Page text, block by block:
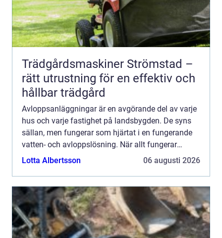
Trädgårdsmaskiner Strömstad –
rätt utrustning för en effektiv och
hållbar trädgård
Avloppsanläggningar är en avgörande del av varje
hus och varje fastighet på landsbygden. De syns
sällan, men fungerar som hjärtat i en fungerande
vatten- och avloppslösning. När allt fungerar
märks nä...
Lotta Albertsson 06 augusti 2026